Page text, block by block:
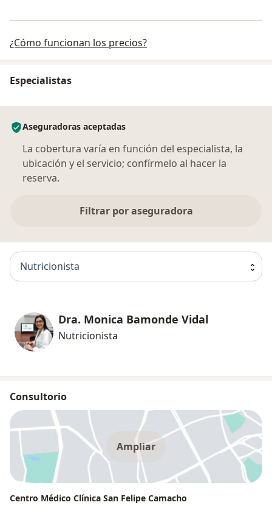
¿Cómo funcionan los precios?
Especialistas
Aseguradoras aceptadas
La cobertura varía en función del especialista, la
ubicación y el servicio; confírmelo al hacer la
reserva.
Filtrar por aseguradora
Nutricionista
Dra. Monica Bamonde Vidal
Nutricionista
Consultorio
Ampliar
Centro Médico Clínica San Felipe Camacho